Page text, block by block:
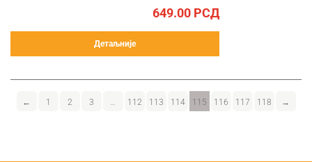
649.00 РСД
Детаљније
← 1 2 3 112 113 114 115 116 117 118 →